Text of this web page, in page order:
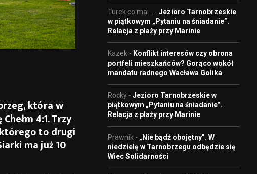
która w
4:1. Trzy
to drugi
ma już 10
Turek co ma.... - Jezioro Tarnobrzeskie
w piątkowym „Pytaniu na śniadanie”.
Relacja z plaży przy Marinie
Kazek - Konflikt interesów czy obrona
portfeli mieszkańców? Gorąco wokół
mandatu radnego Wacława Golika
Rocky - Jezioro Tarnobrzeskie w
piątkowym „Pytaniu na śniadanie”.
Relacja z plaży przy Marinie
Prawnik - „Nie bądź obojętny”. W
niedzielę w Tarnobrzegu odbędzie się
Wiec Solidarności